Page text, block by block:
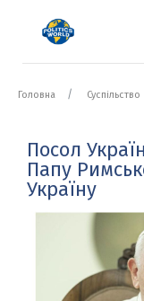
Головна Суспільство
Посол
Папу
Україну